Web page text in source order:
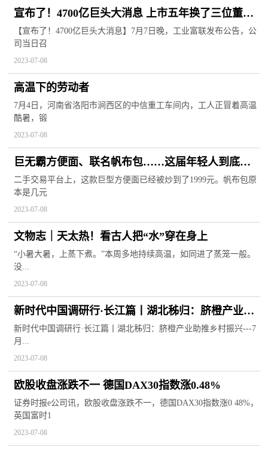
宣布了！4700亿巨头大消息 上市五年换了三位董事
长
【宣布了！4700亿巨头大消息】7月7日晚，工业富联发布公告，公
司当日召
2023-07-08
高温下的劳动者
7月4日，河南省洛阳市涧西区的中信重工车间内，工人正冒着高温
酷暑，锻
2023-07-08
巨无霸方便面、联名帆布包……这届年轻人到底在
抢什么？
二手交易平台上，这款巨型方便面已经被炒到了1999元。帆布包原
本是几元
2023-07-08
文物志｜天太热！看古人把“水”穿在身上
“小暑大暑，上蒸下煮。”本周多地持续高温，如同进了蒸笼一般。
没...
2023-07-08
新时代中国调研行·长江篇丨湖北秭归：脐橙产业助
推乡村振兴
新时代中国调研行·长江篇丨湖北秭归：脐橙产业助推乡村振兴---7
月...
2023-07-08
欧股收盘涨跌不一 德国DAX30指数涨0.48%
证券时报e公司讯，欧股收盘涨跌不一，德国DAX30指数涨0 48%，
英国富时1
2023-07-08